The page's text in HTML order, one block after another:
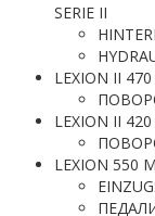
SERIE II
LEXION II
LEXION II
LEXION 550